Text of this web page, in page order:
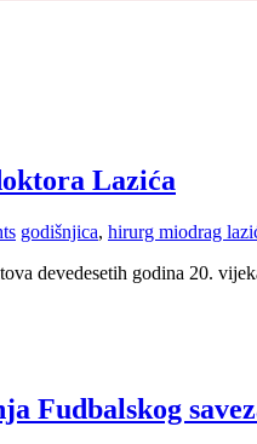
Lazića
godišnjica, hirurg miodrag
devedesetih godina 20.
Fudbalskog